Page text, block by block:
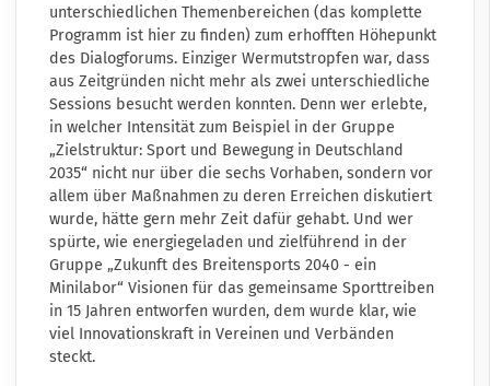
unterschiedlichen Themenbereichen (das komplette
Programm ist hier zu finden) zum erhofften Höhepunkt
des Dialogforums. Einziger Wermutstropfen war, dass
aus Zeitgründen nicht mehr als zwei unterschiedliche
Sessions besucht werden konnten. Denn wer erlebte,
in welcher Intensität zum Beispiel in der Gruppe
„Zielstruktur: Sport und Bewegung in Deutschland
2035“ nicht nur über die sechs Vorhaben, sondern vor
allem über Maßnahmen zu deren Erreichen diskutiert
wurde, hätte gern mehr Zeit dafür gehabt. Und wer
spürte, wie energiegeladen und zielführend in der
Gruppe „Zukunft des Breitensports 2040 - ein
Minilabor“ Visionen für das gemeinsame Sporttreiben
in 15 Jahren entworfen wurden, dem wurde klar, wie
viel Innovationskraft in Vereinen und Verbänden
steckt.